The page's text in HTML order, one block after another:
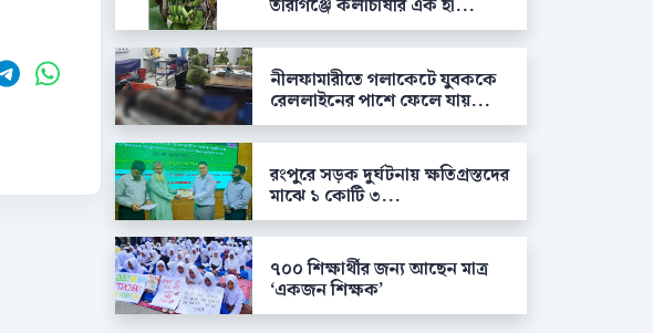
তারাগঞ্জে কলাচাষীর এক হা...
নীলফামারীতে গলাকেটে যুবককে
রেললাইনের পাশে ফেলে যায়...
রংপুরে সড়ক দুর্ঘটনায় ক্ষতিগ্রস্তদের
মাঝে ১ কোটি ৩...
৭০০ শিক্ষার্থীর জন্য আছেন মাত্র
‘একজন শিক্ষক’